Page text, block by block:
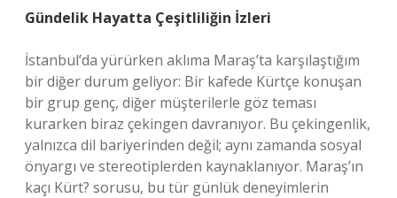
Gündelik Hayatta Çeşitliliğin İzleri
İstanbul’da yürürken aklıma Maraş’ta karşılaştığım
bir diğer durum geliyor: Bir kafede Kürtçe konuşan
bir grup genç, diğer müşterilerle göz teması
kurarken biraz çekingen davranıyor. Bu çekingenlik,
yalnızca dil bariyerinden değil; aynı zamanda sosyal
önyargı ve stereotiplerden kaynaklanıyor. Maraş’ın
kaçı Kürt? sorusu, bu tür günlük deneyimlerin